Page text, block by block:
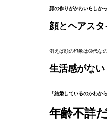
顔の作りがかわいらしか
顔とヘアス
例えば顔の印象は60代な
生活感がない
「結婚しているのかわか
年齢不詳